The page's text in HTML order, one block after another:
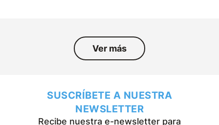
Ver más
SUSCRÍBETE A NUESTRA
NEWSLETTER
Recibe nuestra e-newsletter para